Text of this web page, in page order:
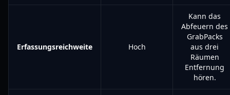
Erfassungsreichweite Hoch
Kann das
Abfeuern des
GrabPacks
aus drei
Räumen
Entfernung
hören.